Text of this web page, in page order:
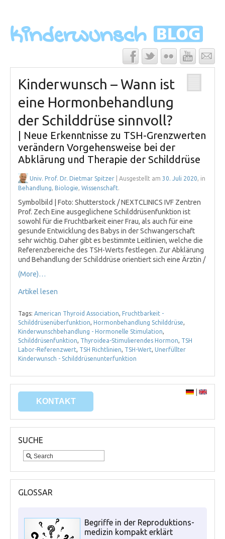
Kinderwunsch – Wann ist
eine Hormonbehandlung
der Schilddrüse sinnvoll?
| Neue Erkenntnisse zu TSH-Grenzwerten
verändern Vorgehensweise bei der
Abklärung und Therapie der Schilddrüse
Univ. Prof. Dr. Dietmar Spitzer | Ausgestellt am 30. Juli 2020, in
Behandlung, Biologie, Wissenschaft.
Symbolbild | Foto: Shutterstock / NEXTCLINICS IVF Zentren
Prof. Zech Eine ausgeglichene Schilddrüsenfunktion ist
sowohl für die Fruchtbarkeit einer Frau, als auch für eine
gesunde Entwicklung des Babys in der Schwangerschaft
sehr wichtig. Daher gibt es bestimmte Leitlinien, welche die
Referenzbereiche des TSH-Werts festlegen. Zur Abklärung
und Behandlung der Schilddrüse orientiert sich eine Ärztin /
(More)…
Artikel lesen
Tags: American Thyroid Association, Fruchtbarkeit -
Schilddrüsenüberfunktion, Hormonbehandlung Schilddrüse,
Kinderwunschbehandlung - Hormonelle Stimulation,
Schilddrüsenfunktion, Thyroidea-Stimulierendes Hormon, TSH
Labor-Referenzwert, TSH Richtlinien, TSH-Wert, Unerfüllter
Kinderwunsch - Schilddrüsenunterfunktion
KONTAKT
SUCHE
GLOSSAR
Begriffe in der Reproduktions-
medizin kompakt erklärt